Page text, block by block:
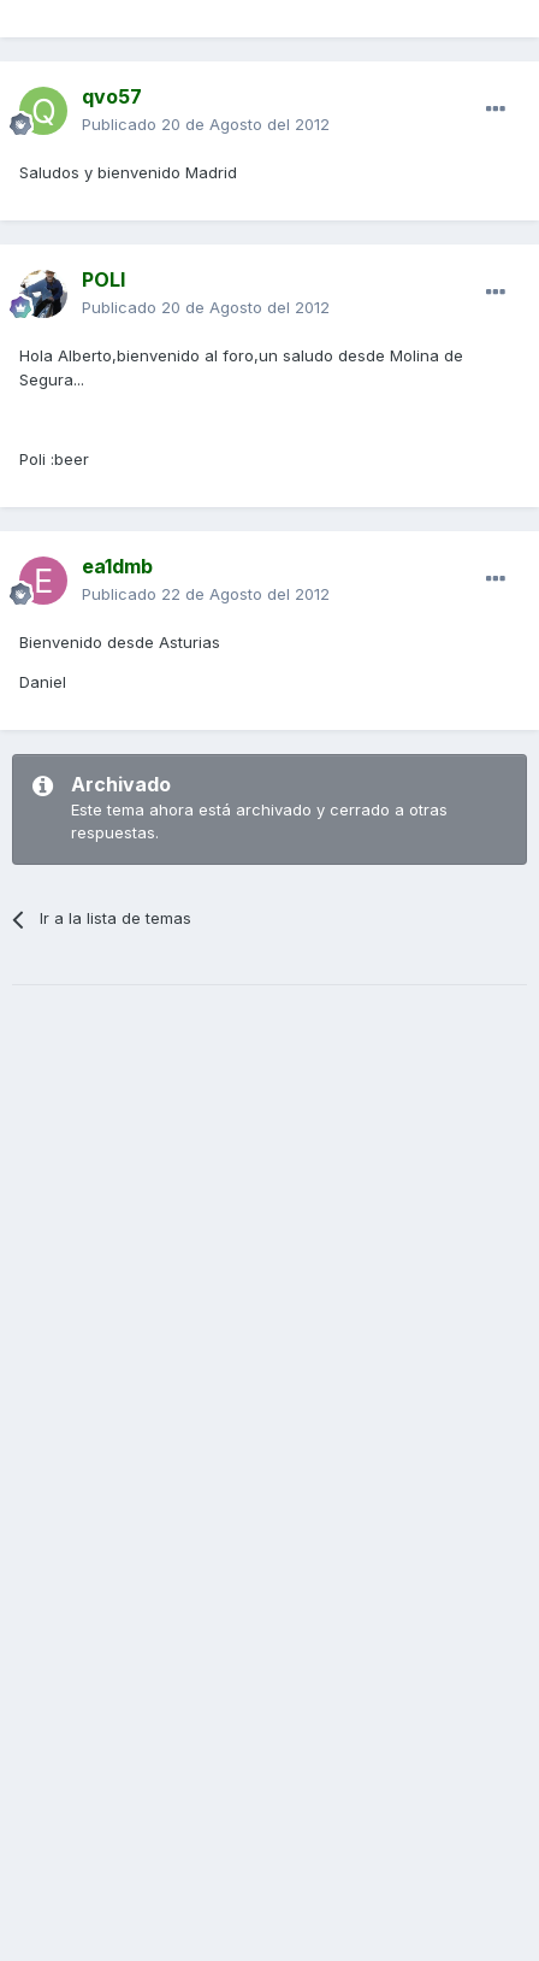
qvo57
Publicado 20 de Agosto del 2012
Saludos y bienvenido Madrid
POLI
Publicado 20 de Agosto del 2012
Hola Alberto,bienvenido al foro,un saludo desde Molina de
Segura...
Poli :beer
ea1dmb
Publicado 22 de Agosto del 2012
Bienvenido desde Asturias
Daniel
Archivado
Este tema ahora está archivado y cerrado a otras
respuestas.
Ir a la lista de temas